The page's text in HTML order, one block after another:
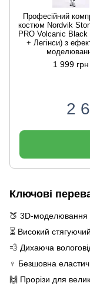
Професійний
костюм Nordvik
PRO Volcanic
+ Легінси) з
1 999 грн
2
Ключові
🍑 3D-моделювання
⏳ Високий
💨 Дихаюча
♀️ Безшовна
🙌 Прорізи для